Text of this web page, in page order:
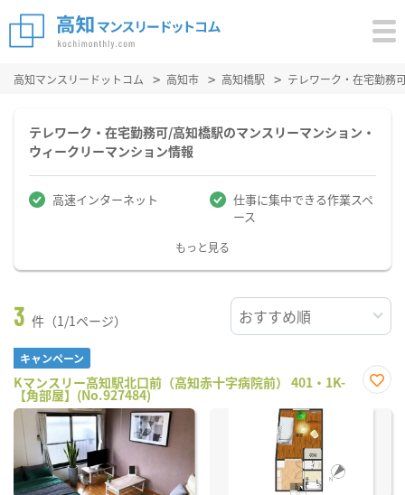
高知マンスリードットコム 高知市 高知橋駅 テレワーク・在宅勤務
テレワーク・在宅勤務可/高知橋駅のマンスリーマンション・
ウィークリーマンション情報
高速インターネット
仕事に集中できる作業スペ
ース
もっと見る
3 件（1/1ページ）
キャンペーン
Kマンスリー高知駅北口前（高知赤十字病院前） 401・1K-
【角部屋】(No.927484)
に入